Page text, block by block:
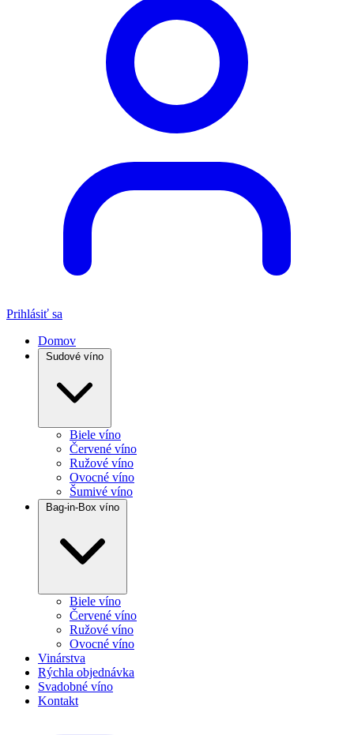
Prihlásiť sa
Domov
Sudové víno
Biele víno
Červené víno
Ružové víno
Ovocné víno
Šumivé víno
Bag-in-Box víno
Biele víno
Červené víno
Ružové víno
Ovocné víno
Vinárstva
Rýchla objednávka
Svadobné víno
Kontakt